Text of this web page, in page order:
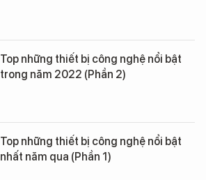
Top những thiết bị công nghệ nổi bật
trong năm 2022 (Phần 2)
Top những thiết bị công nghệ nổi bật
nhất năm qua (Phần 1)